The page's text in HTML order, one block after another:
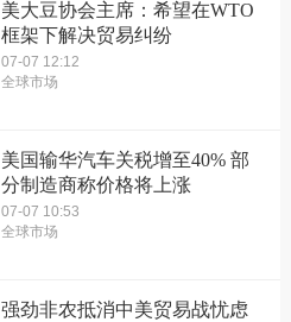
美大豆协会主席：希望在WTO
框架下解决贸易纠纷
07-07 12:12
全球市场
美国输华汽车关税增至40% 部
分制造商称价格将上涨
07-07 10:53
全球市场
强劲非农抵消中美贸易战忧虑